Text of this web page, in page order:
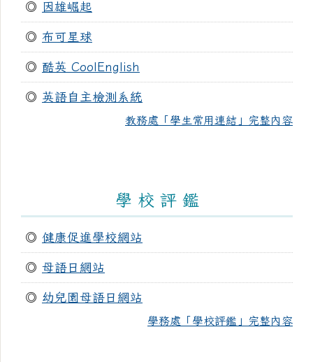
◎ 因雄崛起
◎ 布可星球
◎ 酷英 CoolEnglish
◎ 英語自主檢測系統
教務處「學生常用連結」完整內容
學 校 評 鑑
◎ 健康促進學校網站
◎ 母語日網站
◎ 幼兒園母語日網站
學務處「學校評鑑」完整內容